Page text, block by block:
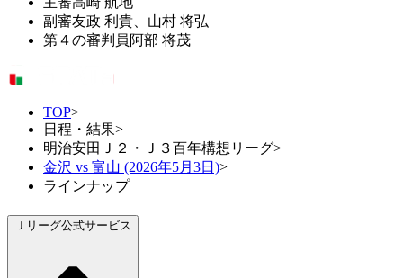
副審友政 利貴、山村 将弘
第４の審判員 阿部 将茂
TOP>
日程・結果>
明治安田Ｊ２・Ｊ３百年構想リーグ>
金沢 vs 富山 (2026年5月3日)>
ラインナップ
Ｊリーグ公式サービス